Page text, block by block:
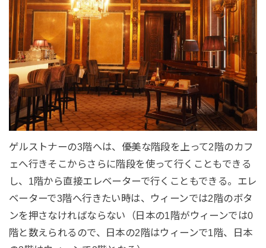
ゲルストナーの3階へは、優美な階段を上って2階のカフ
ェへ行きそこからさらに階段を使って行くこともできる
し、1階から直接エレベーターで行くこともできる。エレ
ベーターで3階へ行きたい時は、ウィーンでは2階のボタ
ンを押さなければならない（日本の1階がウィーンでは0
階と数えられるので、日本の2階はウィーンで1階、日本